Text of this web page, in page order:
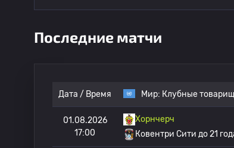
Последние матчи
Дата / Время Мир: Клубные
01.08.2026
17:00
Хорнчерч
Ковентри Сити до 21